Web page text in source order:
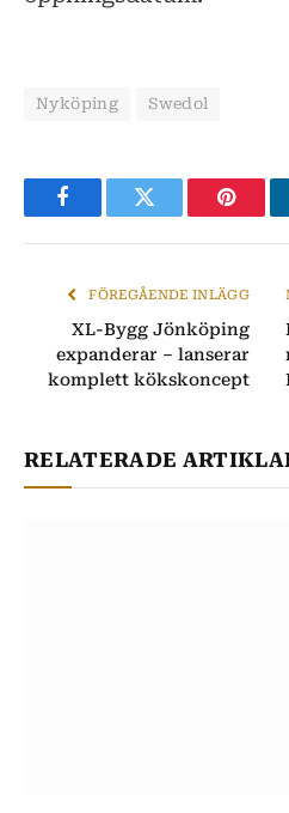
Nyköping Swedol
FacebookTwitter
FÖREGÅENDE INLÄGG
XL-Bygg Jönköping
expanderar – lanserar
komplett kökskoncept
RELATERADE